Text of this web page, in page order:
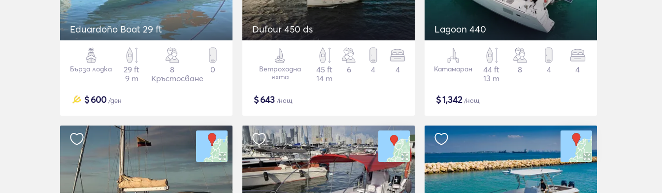
Eduardoño Boat 29 ft
Бърза лодка
29 ft
9 m
8
Кръстосване
0
$600 /ден
Dufour 450 ds
Ветроходна
яхта
45 ft
14 m
6 4 4
$643 /нощ
Lagoon 440
Катамаран
44 ft
13 m
8 4 4
$1,342/нощ